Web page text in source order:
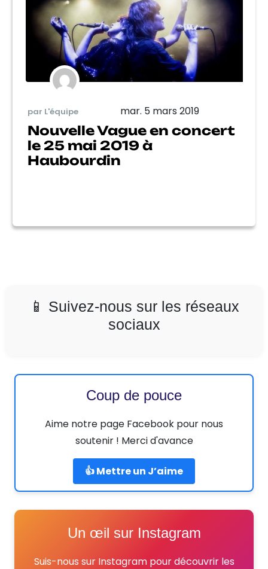
par L'équipe mar. 5 mars 2019
Nouvelle Vague en concert
le 25 mai 2019 à
Haubourdin
📱 Suivez-nous sur les réseaux
sociaux
Coup de pouce
Aime notre page Facebook pour nous
soutenir ! Merci d'avance
👍 Mettre un J’aime
Un œil sur Instagram
Suis-nous sur Instagram pour découvrir les